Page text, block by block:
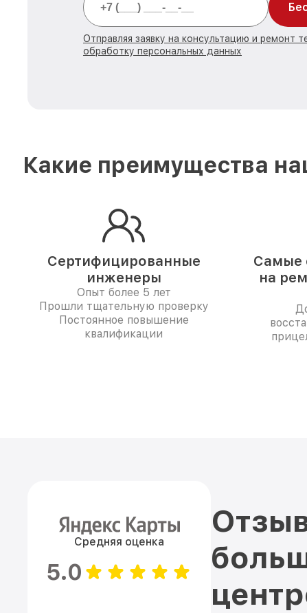
Отправляя заявку на консультацию и ремонт
обработку персональных данных
Какие преимущества
Сертифицированные
инженеры
Опыт более 5 лет
Прошли тщательную проверку
Постоянное повышение
квалификации
Самые
на
Средняя оценка
5.0